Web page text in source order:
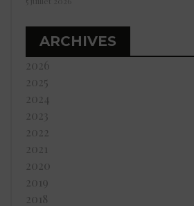
ARCHIVES
2026
2025
2024
2023
2022
2021
2020
2019
2018